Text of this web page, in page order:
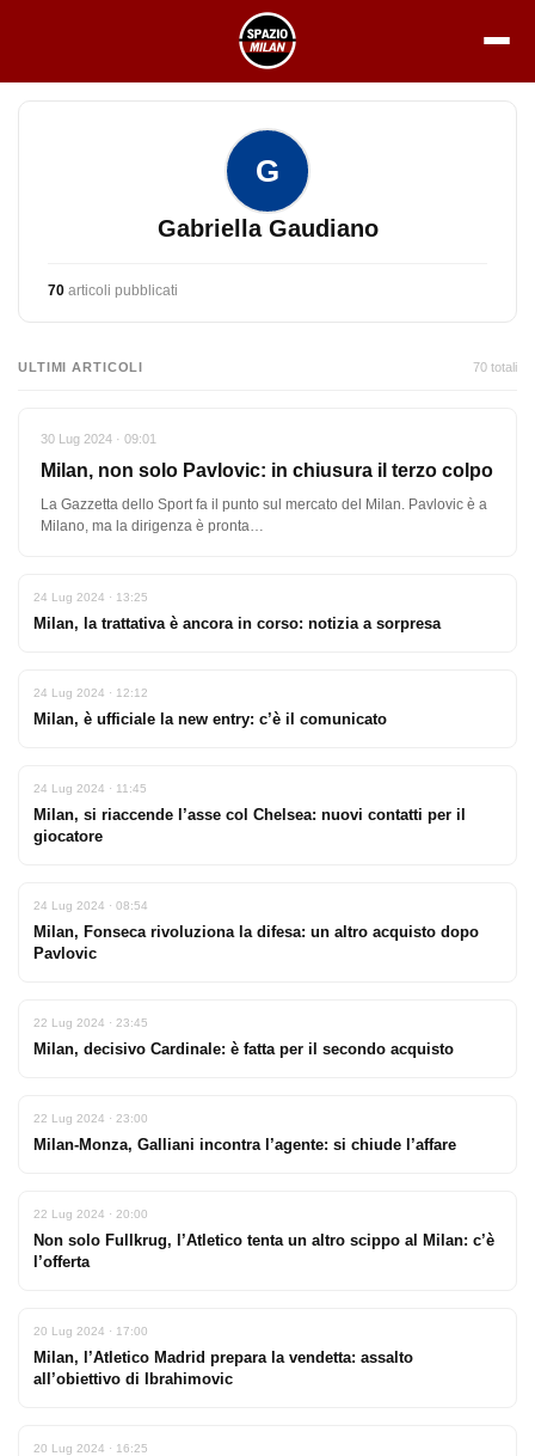
contenuto
G
Gabriella Gaudiano
70 articoli pubblicati
ULTIMI ARTICOLI 70 totali
30 Lug 2024 · 09:01
Milan, non solo Pavlovic: in chiusura il terzo colpo
La Gazzetta dello Sport fa il punto sul mercato del Milan. Pavlovic è a
Milano, ma la dirigenza è pronta…
24 Lug 2024 · 13:25
Milan, la trattativa è ancora in corso: notizia a sorpresa
24 Lug 2024 · 12:12
Milan, è ufficiale la new entry: c’è il comunicato
24 Lug 2024 · 11:45
Milan, si riaccende l’asse col Chelsea: nuovi contatti per il
giocatore
24 Lug 2024 · 08:54
Milan, Fonseca rivoluziona la difesa: un altro acquisto dopo
Pavlovic
22 Lug 2024 · 23:45
Milan, decisivo Cardinale: è fatta per il secondo acquisto
22 Lug 2024 · 23:00
Milan-Monza, Galliani incontra l’agente: si chiude l’affare
22 Lug 2024 · 20:00
Non solo Fullkrug, l’Atletico tenta un altro scippo al Milan: c’è
l’offerta
20 Lug 2024 · 17:00
Milan, l’Atletico Madrid prepara la vendetta: assalto
all’obiettivo di Ibrahimovic
20 Lug 2024 · 16:25